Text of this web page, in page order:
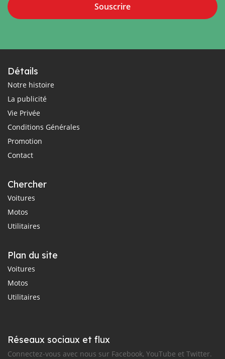
Souscrire
Détails
Notre histoire
La publicité
Vie Privée
Conditions Générales
Promotion
Contact
Chercher
Voitures
Motos
Utilitaires
Plan du site
Voitures
Motos
Utilitaires
Réseaux sociaux et flux
Connectez-vous avec nous sur Facebook, YouTube et Twitter.